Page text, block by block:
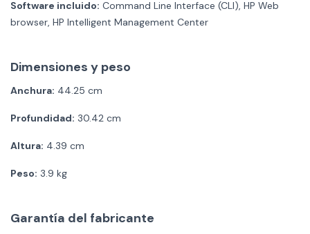
Software incluido: Command Line Interface (CLI), HP Web
browser, HP Intelligent Management Center
Dimensiones y peso
Anchura: 44.25 cm
Profundidad: 30.42 cm
Altura: 4.39 cm
Peso: 3.9 kg
Garantía del fabricante